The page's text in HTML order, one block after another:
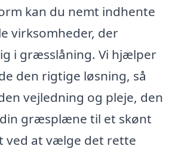
kan du nemt indhente
virksomheder, der
i græsslåning. Vi hjælper
den rigtige løsning, så
vejledning og pleje, den
græsplæne til et skønt
ved at vælge det rette